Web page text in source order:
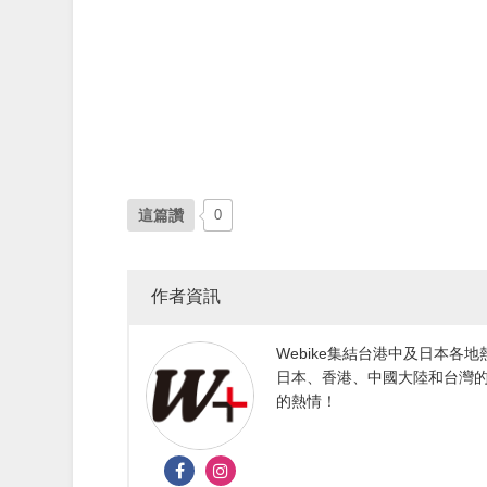
這篇讚 0
作者資訊
Webike集結台港中及日本各地
日本、香港、中國大陸和台灣
的熱情！